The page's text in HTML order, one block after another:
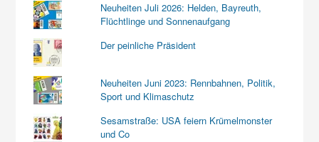
Neuheiten Juli 2026: Helden, Bayreuth,
Flüchtlinge und Sonnenaufgang
Der peinliche Präsident
Neuheiten Juni 2023: Rennbahnen, Politik,
Sport und Klimaschutz
Sesamstraße: USA feiern Krümelmonster
und Co